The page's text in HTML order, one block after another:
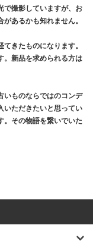
で撮影していますが、お
あるかも知れません。
きたものになります。
。新品を求められる方は
いものならではのコンデ
いただきたいと思ってい
。その物語を繋いでいた